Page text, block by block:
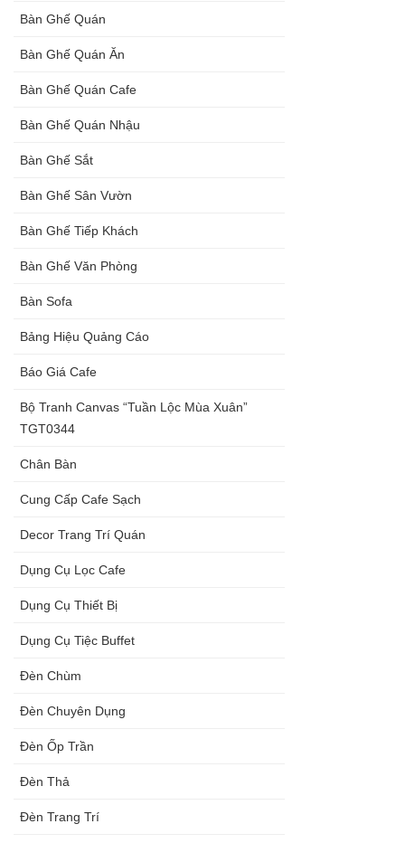
Bàn Ghế Quán
Bàn Ghế Quán Ăn
Bàn Ghế Quán Cafe
Bàn Ghế Quán Nhậu
Bàn Ghế Sắt
Bàn Ghế Sân Vườn
Bàn Ghế Tiếp Khách
Bàn Ghế Văn Phòng
Bàn Sofa
Bảng Hiệu Quảng Cáo
Báo Giá Cafe
Bộ Tranh Canvas “Tuần Lộc Mùa Xuân”
TGT0344
Chân Bàn
Cung Cấp Cafe Sạch
Decor Trang Trí Quán
Dụng Cụ Lọc Cafe
Dụng Cụ Thiết Bị
Dụng Cụ Tiệc Buffet
Đèn Chùm
Đèn Chuyên Dụng
Đèn Ốp Trần
Đèn Thả
Đèn Trang Trí